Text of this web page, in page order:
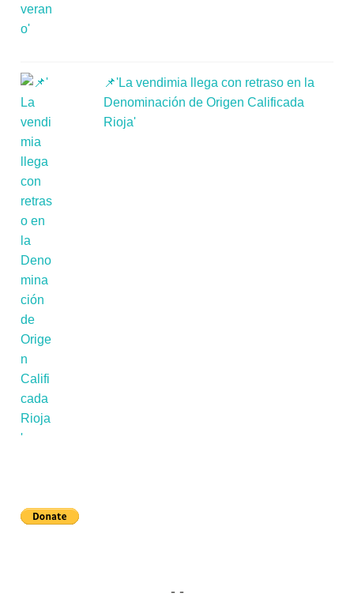
📌'La vendimia llega con retraso en la
Denominación de Origen Calificada
Rioja'